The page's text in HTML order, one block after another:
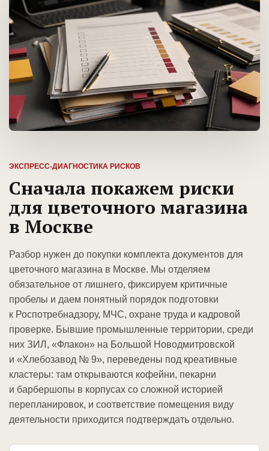
ЭКСПРЕСС-ДИАГНОСТИКА РИСКОВ
Сначала покажем риски
для цветочного магазина
в Москве
Разбор нужен до покупки комплекта документов для
цветочного магазина в Москве. Мы отделяем
обязательное от лишнего, фиксируем критичные
пробелы и даем понятный порядок подготовки
к Роспотребнадзору, МЧС, охране труда и кадровой
проверке. Бывшие промышленные территории, среди
них ЗИЛ, «Флакон» на Большой Новодмитровской
и «Хлебозавод № 9», переведены под креативные
кластеры: там открываются кофейни, пекарни
и барбершопы в корпусах со сложной историей
перепланировок, и соответствие помещения виду
деятельности приходится подтверждать отдельно.